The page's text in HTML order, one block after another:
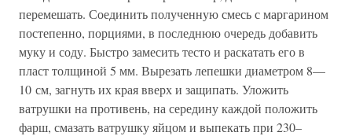
перемешать. Соединить полученную смесь с маргарином
постепенно, порциями, в последнюю очередь добавить
муку и соду. Быстро замесить тесто и раскатать его в
пласт толщиной 5 мм. Вырезать лепешки диаметром 8—
10 см, загнуть их края вверх и защипать. Уложить
ватрушки на противень, на середину каждой положить
фарш, смазать ватрушку яйцом и выпекать при 230–